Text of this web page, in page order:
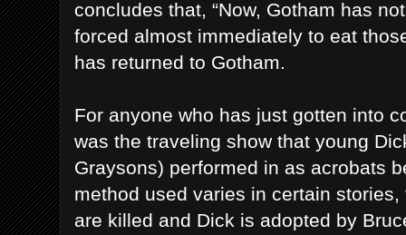
concludes that, “Now, Gotham has
forced almost immediately to eat
has returned to Gotham.
For anyone who has just gotten into
was the traveling show that young
Graysons) performed in as acrobats
method used varies in certain
are killed and Dick is adopted by